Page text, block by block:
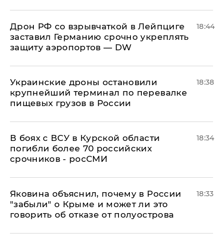
​Дрон РФ со взрывчаткой в Лейпциге
заставил Германию срочно укреплять
защиту аэропортов — DW
18:44
Украинские дроны остановили
крупнейший терминал по перевалке
пищевых грузов в России
18:38
В боях с ВСУ в Курской области
погибли более 70 российских
срочников - росСМИ
18:34
Яковина объяснил, почему в России
"забыли" о Крыме и может ли это
говорить об отказе от полуострова
18:33